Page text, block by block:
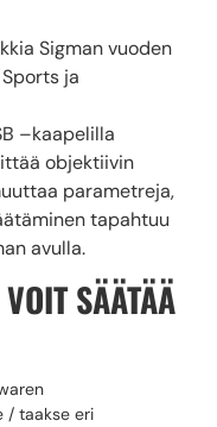
Sigman vuoden
ja
–kaapelilla
objektiivin
parametreja,
tapahtuu
avulla.
SÄÄTÄÄ
/ taakse eri